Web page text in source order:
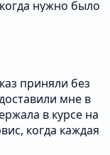
нужно было
хорошее.
приняли без
мне в
в курсе на
когда каждая